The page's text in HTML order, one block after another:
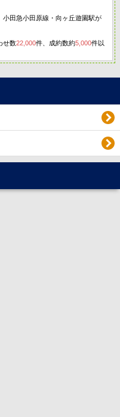
田急小田原線・向ヶ丘遊園駅が
せ数22,000件、成約数約5,000件以